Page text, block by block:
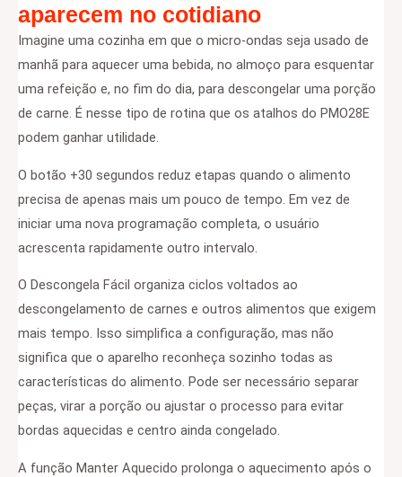
aparecem no cotidiano
Imagine uma cozinha em que o micro-ondas seja usado de
manhã para aquecer uma bebida, no almoço para esquentar
uma refeição e, no fim do dia, para descongelar uma porção
de carne. É nesse tipo de rotina que os atalhos do PMO28E
podem ganhar utilidade.
O botão +30 segundos reduz etapas quando o alimento
precisa de apenas mais um pouco de tempo. Em vez de
iniciar uma nova programação completa, o usuário
acrescenta rapidamente outro intervalo.
O Descongela Fácil organiza ciclos voltados ao
descongelamento de carnes e outros alimentos que exigem
mais tempo. Isso simplifica a configuração, mas não
significa que o aparelho reconheça sozinho todas as
características do alimento. Pode ser necessário separar
peças, virar a porção ou ajustar o processo para evitar
bordas aquecidas e centro ainda congelado.
A função Manter Aquecido prolonga o aquecimento após o